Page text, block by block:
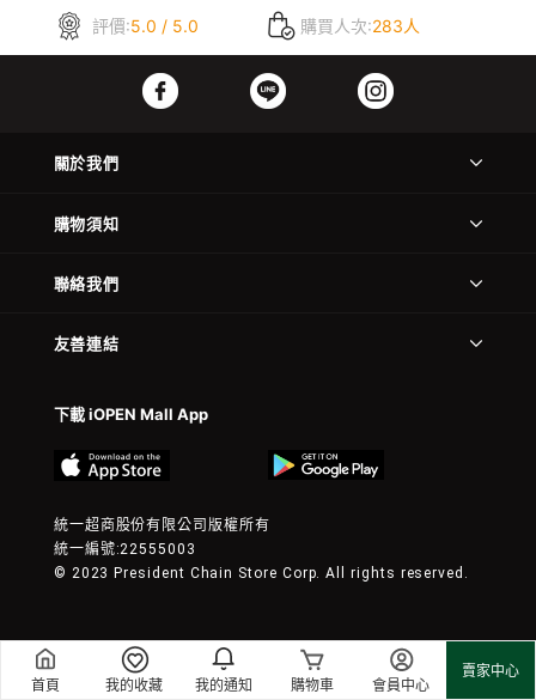
首頁 我的收藏 我的通知 購物車 會員中心
賣家中心
評價:5.0 / 5.0 購買人次:283人
關於我們
購物須知
聯絡我們
友善連結
下載 iOPEN Mall App
統一超商股份有限公司版權所有
統一編號:22555003
© 2023 President Chain Store Corp. All rights reserved.